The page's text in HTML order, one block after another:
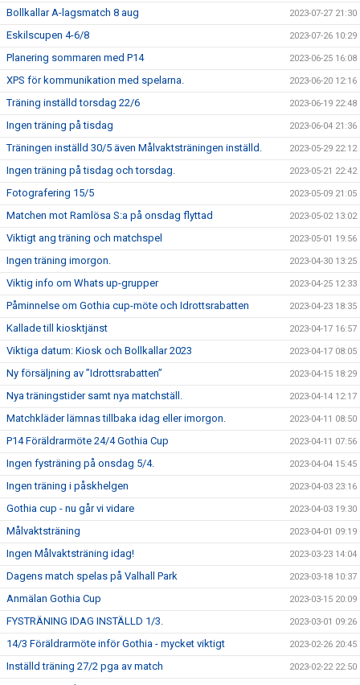
Bollkallar A-lagsmatch 8 aug 2023-07-27 21:30
Eskilscupen 4-6/8 2023-07-26 10:29
Planering sommaren med P14 2023-06-25 16:08
XPS för kommunikation med spelarna. 2023-06-20 12:16
Träning inställd torsdag 22/6 2023-06-19 22:48
Ingen träning på tisdag 2023-06-04 21:36
Träningen inställd 30/5 även Målvaktsträningen inställd. 2023-05-29 22:12
Ingen träning på tisdag och torsdag. 2023-05-21 22:42
Fotografering 15/5 2023-05-09 21:05
Matchen mot Ramlösa S:a på onsdag flyttad 2023-05-02 13:02
Viktigt ang träning och matchspel 2023-05-01 19:56
Ingen träning imorgon. 2023-04-30 13:25
Viktig info om Whats up-grupper 2023-04-25 12:33
Påminnelse om Gothia cup-möte och Idrottsrabatten 2023-04-23 18:35
Kallade till kiosktjänst 2023-04-17 16:57
Viktiga datum: Kiosk och Bollkallar 2023 2023-04-17 08:05
Ny försäljning av ”Idrottsrabatten” 2023-04-15 18:29
Nya träningstider samt nya matchställ. 2023-04-14 12:17
Matchkläder lämnas tillbaka idag eller imorgon. 2023-04-11 08:50
P14 Föräldrarmöte 24/4 Gothia Cup 2023-04-11 07:56
Ingen fysträning på onsdag 5/4. 2023-04-04 15:45
Ingen träning i påskhelgen 2023-04-03 23:16
Gothia cup - nu går vi vidare 2023-04-03 19:30
Målvaktsträning 2023-04-01 09:19
Ingen Målvaktsträning idag! 2023-03-23 14:04
Dagens match spelas på Valhall Park 2023-03-18 10:37
Anmälan Gothia Cup 2023-03-15 20:09
FYSTRÄNING IDAG INSTÄLLD 1/3. 2023-03-01 09:26
14/3 Föräldrarmöte inför Gothia - mycket viktigt 2023-02-26 20:45
Inställd träning 27/2 pga av match 2023-02-22 22:50